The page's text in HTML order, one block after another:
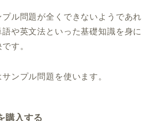
プル問題が全くできないようであれ
や英文法といった基礎知識を身に
す。
ンプル問題を使います。
購入する